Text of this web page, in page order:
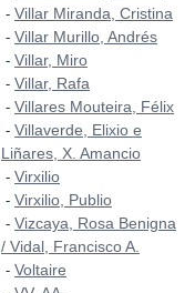
- Villar Miranda, Cristina
- Villar Murillo, Andrés
- Villar, Miro
- Villar, Rafa
- Villares Mouteira, Félix
- Villaverde, Elixio e
Liñares, X. Amancio
- Virxilio
- Virxilio, Publio
- Vizcaya, Rosa Benigna
/ Vidal, Francisco A.
- Voltaire